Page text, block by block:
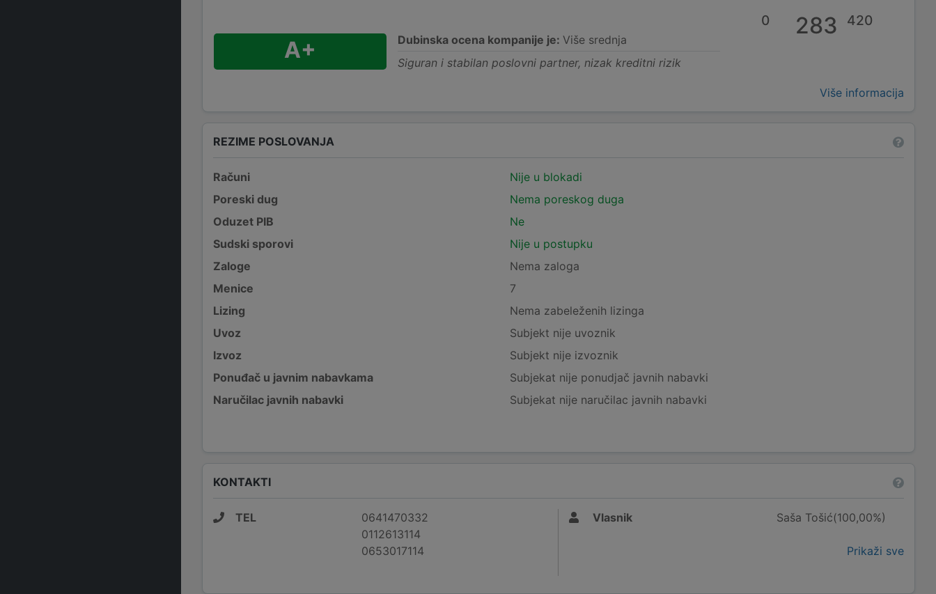
A+ Dubinska ocena kompanije je: Više srednja
Siguran i stabilan poslovni partner, nizak kreditni rizik
0 283 420
Više informacija
REZIME POSLOVANJA
Računi
Nije u blokadi
Poreski dug
Nema poreskog duga
Oduzet PIB
Ne
Sudski sporovi
Nije u postupku
Zaloge
Nema zaloga
Menice
7
Lizing
Nema zabeleženih lizinga
Uvoz
Subjekt nije uvoznik
Izvoz
Subjekt nije izvoznik
Ponuđač u javnim nabavkama
Subjekat nije ponudjač javnih nabavki
Naručilac javnih nabavki
Subjekat nije naručilac javnih nabavki
KONTAKTI
TEL
0641470332
0112613114
0653017114
Vlasnik Saša Tošić(100,00%)
Prikaži sve